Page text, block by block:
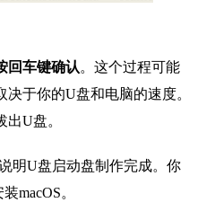
回车键确认 。这个过程可能
于你的U盘和电脑的速度。
U盘。
明U盘启动盘制作完成。你
macOS。